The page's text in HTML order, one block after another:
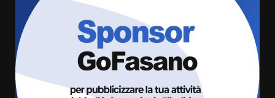
Serie D, l’Us Fasano non molla e
conferma di voler ricorrere per
8 Agosto 2026 19:55